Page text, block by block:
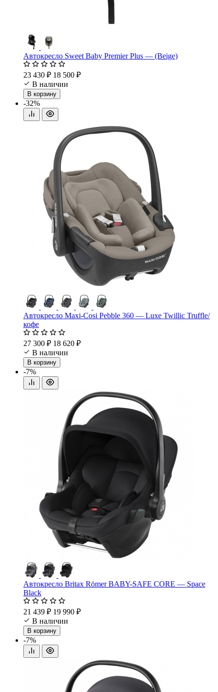
Автокресло Sweet Baby Premier Plus — (Beige)
23 430 ₽ 18 500 ₽
В наличии
В корзину
-32%
Автокресло Maxi-Cosi Pebble 360 — Luxe Twillic Truffle/
кофе
27 300 ₽ 18 620 ₽
В наличии
В корзину
-7%
Автокресло Britax Römer BABY-SAFE CORE — Space
Black
21 439 ₽ 19 990 ₽
В наличии
В корзину
-7%